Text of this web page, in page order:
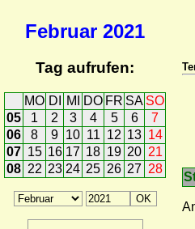
Februar 2021
Tag aufrufen:
MO DI MI DO FR SA SO
05
1 2 3 4 5 6
7
06
8 9 10 11 12 13 14
07 15 16 17 18 19 20 21
08 22 23 24 25 26 27 28